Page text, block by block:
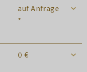
auf Anfrage
*
0 €